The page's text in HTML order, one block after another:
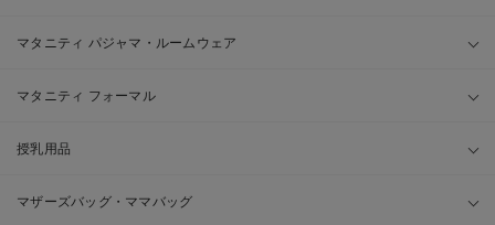
マタニティ パジャマ・ルームウェア
マタニティ フォーマル
授乳用品
マザーズバッグ・ママバッグ